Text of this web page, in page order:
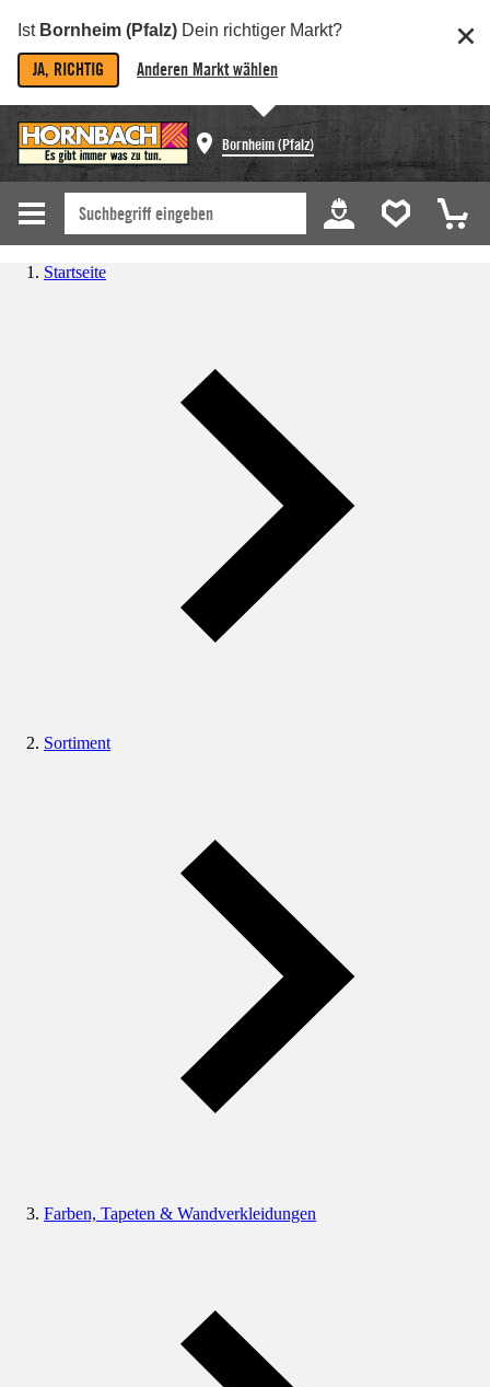
Ist Bornheim (Pfalz) Dein richtiger Markt?
JA, RICHTIG Anderen Markt wählen
Bornheim (Pfalz)
Startseite
Sortiment
Farben, Tapeten & Wandverkleidungen